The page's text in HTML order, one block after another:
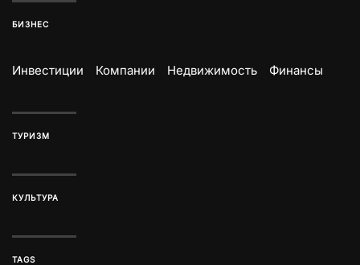
БИЗНЕС
Инвестиции Компании Недвижимость Финансы
ТУРИЗМ
КУЛЬТУРА
TAGS